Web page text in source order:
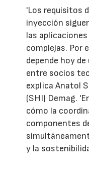
'Los requisitos
inyección
las
complejas. Por
depende hoy
entre socios
explica Anatol
(SHI) Demag.
cómo la
componentes
y la